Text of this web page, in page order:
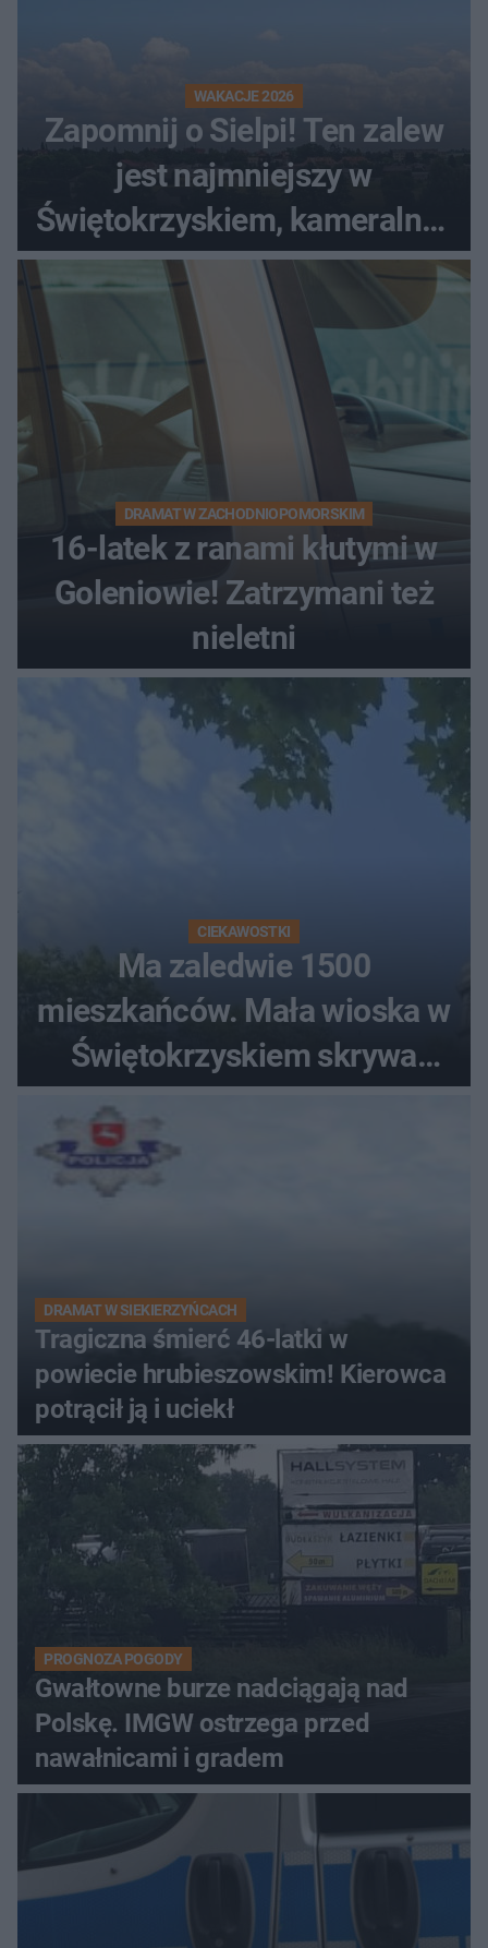
WAKACJE 2026
Zapomnij o Sielpi! Ten zalew
jest najmniejszy w
Świętokrzyskiem, kameralny i
bez tłumów
DRAMAT W ZACHODNIOPOMORSKIM
16-latek z ranami kłutymi w
Goleniowie! Zatrzymani też
nieletni
CIEKAWOSTKI
Ma zaledwie 1500
mieszkańców. Mała wioska w
Świętokrzyskiem skrywa
zabytki, bywał tu nawet król
DRAMAT W SIEKIERZYŃCACH
Tragiczna śmierć 46-latki w
powiecie hrubieszowskim! Kierowca
potrącił ją i uciekł
PROGNOZA POGODY
Gwałtowne burze nadciągają nad
Polskę. IMGW ostrzega przed
nawałnicami i gradem